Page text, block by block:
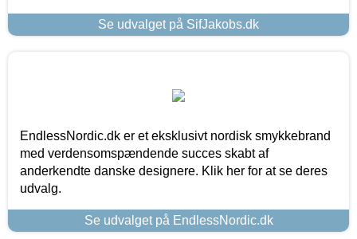
Se udvalget på SifJakobs.dk
EndlessNordic.dk er et eksklusivt nordisk smykkebrand
med verdensomspændende succes skabt af
anderkendte danske designere. Klik her for at se deres
udvalg.
Se udvalget på EndlessNordic.dk